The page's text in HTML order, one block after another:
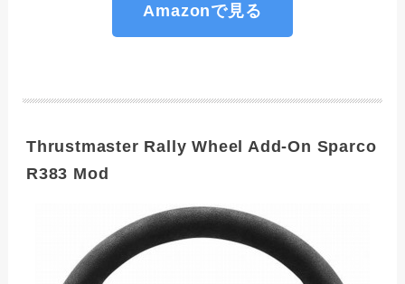
Amazonで見る
Thrustmaster Rally Wheel Add-On Sparco
R383 Mod